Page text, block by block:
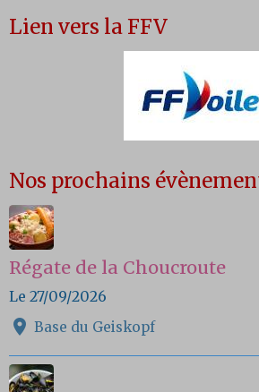
Lien vers la FFV
Nos prochains
Régate de la Choucroute
Le 27/09/2026
Base du Geiskopf